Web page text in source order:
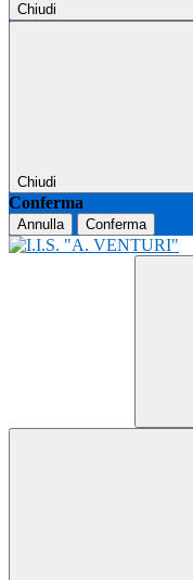
Chiudi
Chiudi
Conferma
Annulla Conferma